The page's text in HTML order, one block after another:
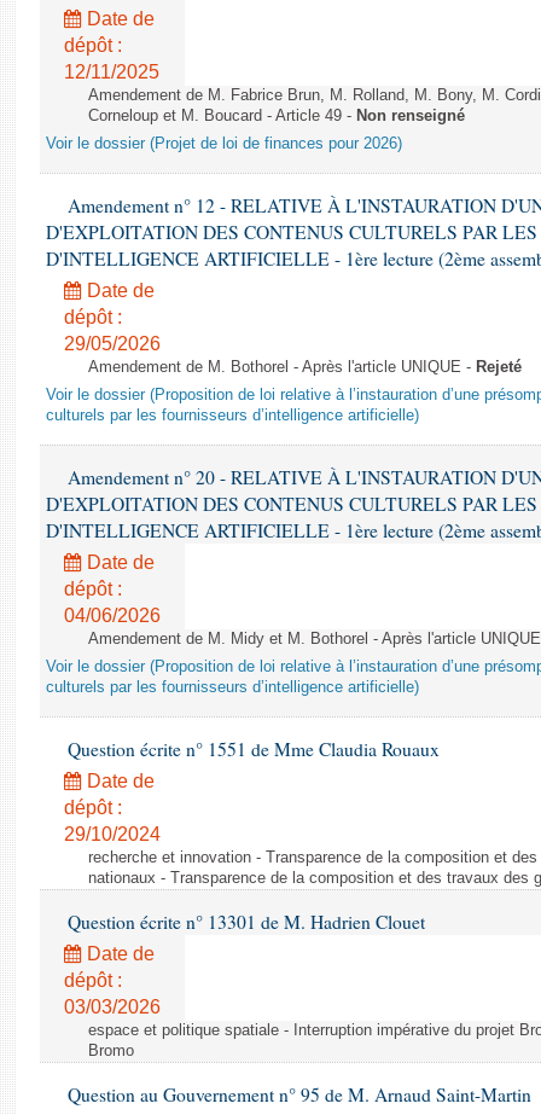
Dossiers législatifs
Budget et sécurité sociale
Questions écrites et orales
Comptes rendus des débats
Date de
dépôt :
12/11/2025
Amendement de M. Fabrice Brun, M. Rolland, M. Bony, M.
Corneloup et M. Boucard - Article 49 - Non renseigné
Voir le dossier (Projet de loi de finances pour 2026)
Amendement n° 12 - RELATIVE À L'INSTAURATION
D'EXPLOITATION DES CONTENUS CULTURELS PAR LES
D'INTELLIGENCE ARTIFICIELLE - 1ère lecture (2ème
Date de
dépôt :
29/05/2026
Amendement de M. Bothorel - Après l'article UNIQUE - Rejeté
Voir le dossier (Proposition de loi relative à l’instauration d’une
culturels par les fournisseurs d’intelligence artificielle)
Amendement n° 20 - RELATIVE À L'INSTAURATION
D'EXPLOITATION DES CONTENUS CULTURELS PAR LES
D'INTELLIGENCE ARTIFICIELLE - 1ère lecture (2ème
Date de
dépôt :
04/06/2026
Amendement de M. Midy et M. Bothorel - Après l'article
Voir le dossier (Proposition de loi relative à l’instauration d’une
culturels par les fournisseurs d’intelligence artificielle)
Question écrite n° 1551 de Mme Claudia Rouaux
Date de
dépôt :
29/10/2024
recherche et innovation - Transparence de la composition et
nationaux - Transparence de la composition et des travaux des
Question écrite n° 13301 de M. Hadrien Clouet
Date de
dépôt :
03/03/2026
espace et politique spatiale - Interruption impérative du projet
Bromo
Question au Gouvernement n° 95 de M. Arnaud Saint-Martin